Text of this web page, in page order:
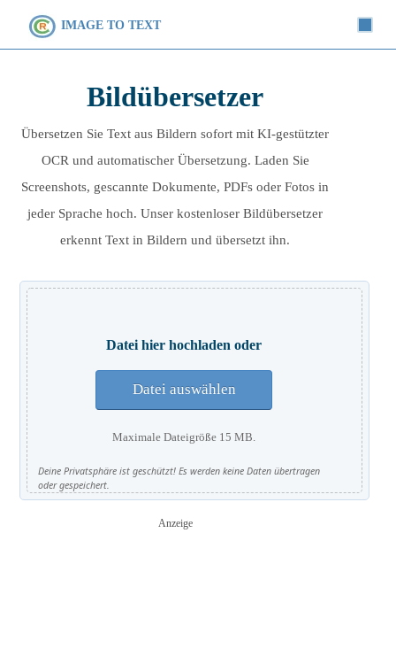
IMAGE TO TEXT
Bildübersetzer
Übersetzen Sie Text aus Bildern sofort mit KI-gestützter
OCR und automatischer Übersetzung. Laden Sie
Screenshots, gescannte Dokumente, PDFs oder Fotos in
jeder Sprache hoch. Unser kostenloser Bildübersetzer
erkennt Text in Bildern und übersetzt ihn.
Datei hier hochladen oder
Datei auswählen
Maximale Dateigröße 15 MB.
Deine Privatsphäre ist geschützt! Es werden keine Daten übertragen
oder gespeichert.
Anzeige